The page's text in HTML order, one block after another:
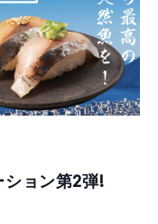
ョン第2弾!